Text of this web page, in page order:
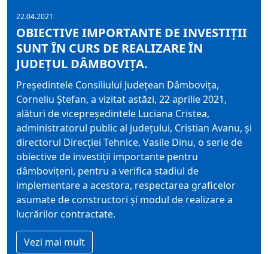
22.04.2021
OBIECTIVE IMPORTANTE DE INVESTIȚII
SUNT ÎN CURS DE REALIZARE ÎN
JUDEȚUL DÂMBOVIȚA.
Președintele Consiliului Județean Dâmbovița,
Corneliu Ștefan, a vizitat astăzi, 22 aprilie 2021,
alături de vicepreședintele Luciana Cristea,
administratorul public al județului, Cristian Avanu, și
directorul Direcției Tehnice, Vasile Dinu, o serie de
obiective de investiții importante pentru
dâmbovițeni, pentru a verifica stadiul de
implementare a acestora, respectarea graficelor
asumate de constructori și modul de realizare a
lucrărilor contractate.
Vezi mai mult